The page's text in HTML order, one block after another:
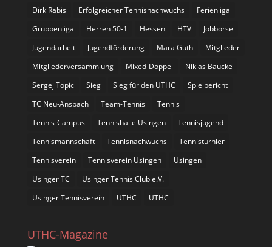
Dirk Rabis
Erfolgreicher Tennisnachwuchs
Ferienliga
Gruppenliga
Herren 50-1 Hessen HTV
Jobbörse
Jugendarbeit
Jugendförderung Mara Guth
Mitglieder
Mitgliederversammlung
Mixed-Doppel
Niklas Baucke
Sergej Topic
Sieg Sieg für den UTHC
Spielbericht
TC Neu-Anspach
Team-Tennis
Tennis
Tennis-Campus
Tennishalle Usingen
Tennisjugend
Tennismannschaft
Tennisnachwuchs
Tennisturnier
Tennisverein
Tennisverein Usingen
Usingen
Usinger TC
Usinger Tennis Club e.V.
Usinger Tennisverein
UTHC UTHC
UTHC-Magazine